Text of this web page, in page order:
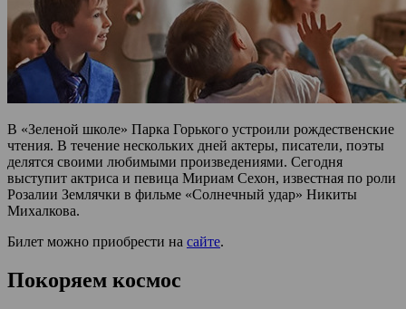
В «Зеленой школе» Парка Горького устроили рождественские
чтения. В течение нескольких дней актеры, писатели, поэты
делятся своими любимыми произведениями. Сегодня
выступит актриса и певица Мириам Сехон, известная по роли
Розалии Землячки в фильме «Солнечный удар» Никиты
Михалкова.
Билет можно приобрести на сайте.
Покоряем космос